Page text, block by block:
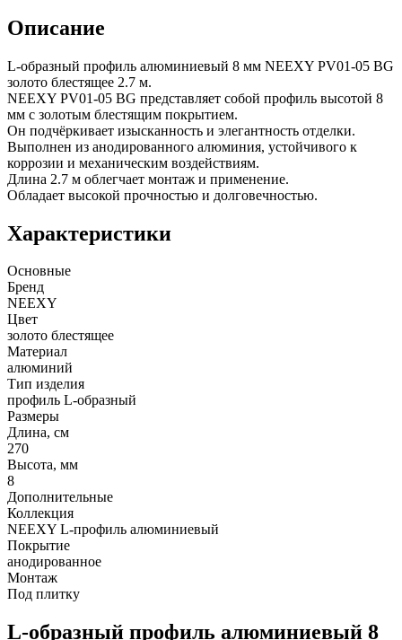
Описание
L-образный профиль алюминиевый 8 мм NEEXY PV01-05 BG
золото блестящее 2.7 м.
NEEXY PV01-05 BG представляет собой профиль высотой 8
мм с золотым блестящим покрытием.
Он подчёркивает изысканность и элегантность отделки.
Выполнен из анодированного алюминия, устойчивого к
коррозии и механическим воздействиям.
Длина 2.7 м облегчает монтаж и применение.
Обладает высокой прочностью и долговечностью.
Характеристики
Основные
Бренд
NEEXY
Цвет
золото блестящее
Материал
алюминий
Тип изделия
профиль L-образный
Размеры
Длина, см
270
Высота, мм
8
Дополнительные
Коллекция
NEEXY L-профиль алюминиевый
Покрытие
анодированное
Монтаж
Под плитку
L-образный профиль алюминиевый 8